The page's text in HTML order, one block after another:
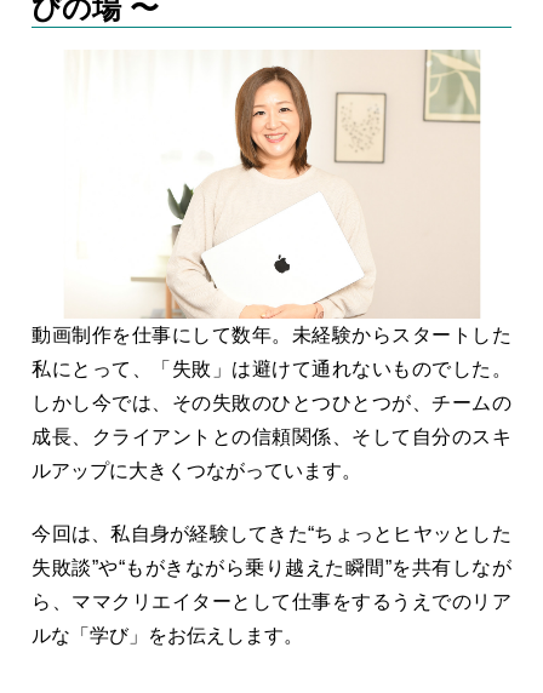
びの場 〜
動画制作を仕事にして数年。未経験からスタートした
私にとって、「失敗」は避けて通れないものでした。
しかし今では、その失敗のひとつひとつが、チームの
成長、クライアントとの信頼関係、そして自分のスキ
ルアップに大きくつながっています。
今回は、私自身が経験してきた“ちょっとヒヤッとした
失敗談”や“もがきながら乗り越えた瞬間”を共有しなが
ら、ママクリエイターとして仕事をするうえでのリア
ルな「学び」をお伝えします。